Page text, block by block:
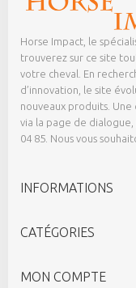
Horse Impact, le
trouverez sur ce site
votre cheval. En
d’innovation, le site
nouveaux produits. Une
via la page de dialogue,
04 85. Nous vous
INFORMATIONS
CATÉGORIES
MON COMPTE